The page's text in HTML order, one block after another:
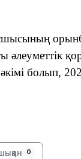
әлеуметтік
болып,
0